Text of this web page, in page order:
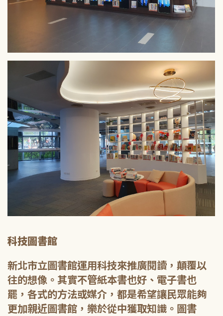
科技圖書館
新北市立圖書館運用科技來推廣閱讀，顛覆以
往的想像。其實不管紙本書也好、電子書也
罷，各式的方法或媒介，都是希望讓民眾能夠
更加親近圖書館，樂於從中獲取知識。圖書